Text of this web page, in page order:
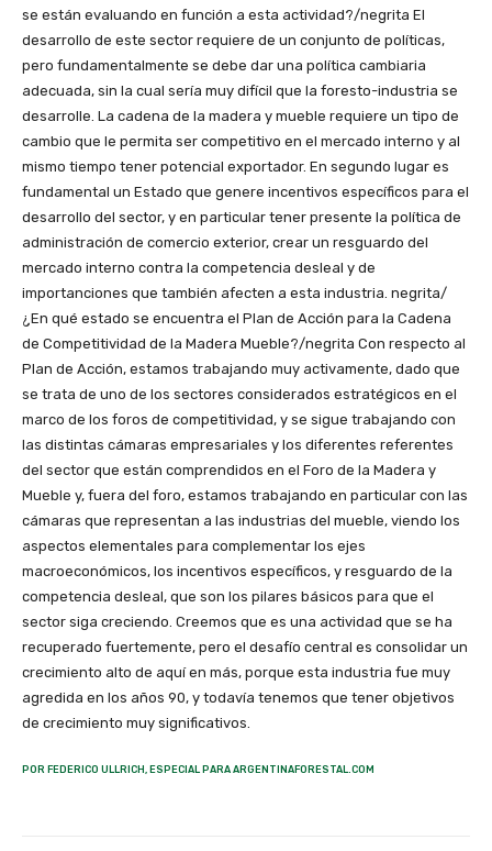
se están evaluando en función a esta actividad?/negrita El
desarrollo de este sector requiere de un conjunto de políticas,
pero fundamentalmente se debe dar una política cambiaria
adecuada, sin la cual sería muy difícil que la foresto-industria se
desarrolle. La cadena de la madera y mueble requiere un tipo de
cambio que le permita ser competitivo en el mercado interno y al
mismo tiempo tener potencial exportador. En segundo lugar es
fundamental un Estado que genere incentivos específicos para el
desarrollo del sector, y en particular tener presente la política de
administración de comercio exterior, crear un resguardo del
mercado interno contra la competencia desleal y de
importanciones que también afecten a esta industria. negrita/
¿En qué estado se encuentra el Plan de Acción para la Cadena
de Competitividad de la Madera Mueble?/negrita Con respecto al
Plan de Acción, estamos trabajando muy activamente, dado que
se trata de uno de los sectores considerados estratégicos en el
marco de los foros de competitividad, y se sigue trabajando con
las distintas cámaras empresariales y los diferentes referentes
del sector que están comprendidos en el Foro de la Madera y
Mueble y, fuera del foro, estamos trabajando en particular con las
cámaras que representan a las industrias del mueble, viendo los
aspectos elementales para complementar los ejes
macroeconómicos, los incentivos específicos, y resguardo de la
competencia desleal, que son los pilares básicos para que el
sector siga creciendo. Creemos que es una actividad que se ha
recuperado fuertemente, pero el desafío central es consolidar un
crecimiento alto de aquí en más, porque esta industria fue muy
agredida en los años 90, y todavía tenemos que tener objetivos
de crecimiento muy significativos.
POR FEDERICO ULLRICH, ESPECIAL PARA ARGENTINAFORESTAL.COM